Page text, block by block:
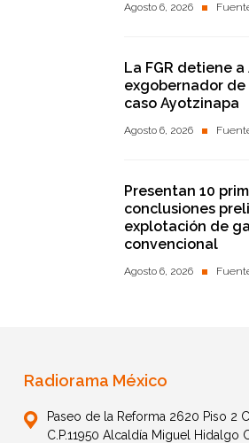
Agosto 6, 2026
La FGR detiene
exgobernador de
caso Ayotzinapa
Agosto 6, 2026
Presentan 10
conclusiones
explotación de
convencional
Agosto 6, 2026
Radiorama México
Paseo de la Reforma 2620 Piso 2
C.P.11950 Alcaldía Miguel Hidalgo